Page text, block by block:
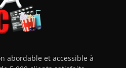
abordable et accessible à